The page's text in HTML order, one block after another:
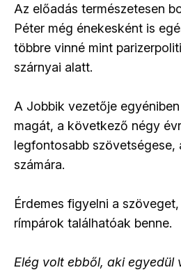
Az előadás természetesen
Péter még énekesként is
többre vinné mint
szárnyai alatt.
A Jobbik vezetője
magát, a következő négy
legfontosabb szövetségese,
számára.
Érdemes figyelni a
rímpárok találhatóak benne.
Elég volt ebből, aki egyedül